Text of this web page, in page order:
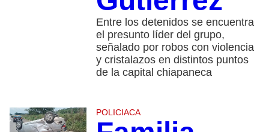
Entre los detenidos se encuentra
el presunto líder del grupo,
señalado por robos con violencia
y cristalazos en distintos puntos
de la capital chiapaneca
POLICIACA